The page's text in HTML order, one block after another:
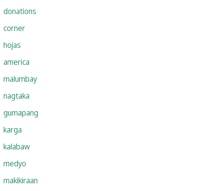
donations
corner
hojas
america
malumbay
nagtaka
gumapang
karga
kalabaw
medyo
makikiraan